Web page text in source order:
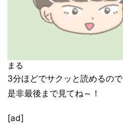
まる
3分ほどでサクッと読めるので
是非最後まで見てね～！
[ad]